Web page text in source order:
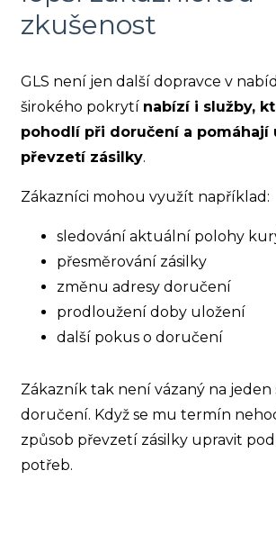
zkušenost
GLS není jen další dopravce v
širokého pokrytí nabízí i služby,
pohodlí při doručení a pomáhají
převzetí zásilky.
Zákazníci mohou využít například:
sledování aktuální polohy
přesměrování zásilky
změnu adresy doručení
prodloužení doby uložení
další pokus o doručení
Zákazník tak není vázaný na jeden
doručení. Když se mu termín
způsob převzetí zásilky upravit
potřeb.